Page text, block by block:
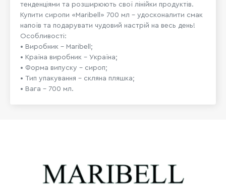
тенденціями та розширюють свої лінійки продуктів.
Купити сиропи «Maribell» 700 мл – удосконалити смак
напоїв та подарувати чудовий настрій на весь день!
Особливості:
• Виробник – Maribell;
• Країна виробник – Україна;
• Форма випуску – сироп;
• Тип упакування – скляна пляшка;
• Вага – 700 мл.